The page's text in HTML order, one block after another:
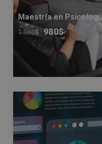
Maestría en
1.960$ 980$